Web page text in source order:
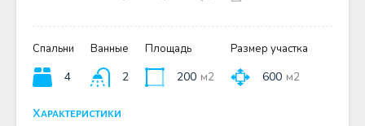
Спальни
4
Ванные
2
Площадь
200 м2
Размер участка
600 м2
Характеристики